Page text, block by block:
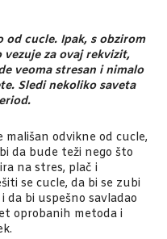
od cucle. Ipak, s obzirom
vezuje za ovaj rekvizit,
veoma stresan i nimalo
Sledi nekoliko saveta
mališan odvikne od cucle,
da bude teži nego što
na stres, plač i
se cucle, da bi se zubi
da bi uspešno savladao
oprobanih metoda i